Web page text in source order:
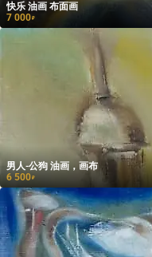
快乐 油画 布面画
7 000₽
男人-公狗 油画，画布
6 500₽